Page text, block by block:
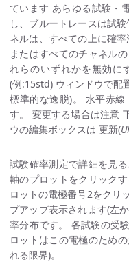
ています あらゆる試験・
し、ブルートレースは試
ネルは、すべての上に確
またはすべてのチャネル
れらのいずれかを無効に
(例:15std) ウィンドウで配
標準的な逸脱)。 水平赤
す。 変更する場合は注意
ウの編集ボックスは 更新(
試験確率測定で詳細を見
軸のプロットをクリック
ロットの電極番号2をクリ
プアップ表示されます(左
率分布です。 各試験の受
ロットはこの電極のため
れる限界)。